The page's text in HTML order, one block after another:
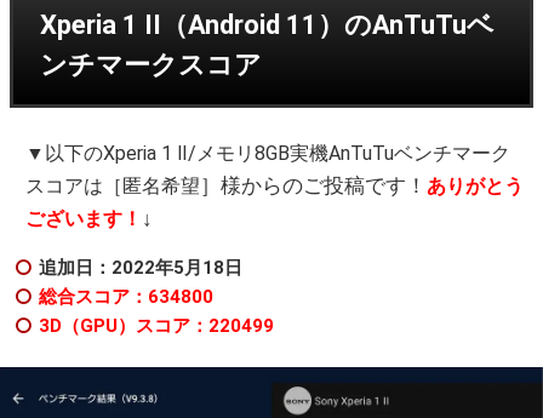
Xperia 1 II（Android 11）のAnTuTuベ
ンチマークスコア
▼以下のXperia 1 Ⅱ/メモリ8GB実機AnTuTuベンチマーク
スコアは［匿名希望］様からのご投稿です！ ありがとう
ございます！ ↓
追加日：2022年5月18日
総合スコア：634800
3D（GPU）スコア：220499